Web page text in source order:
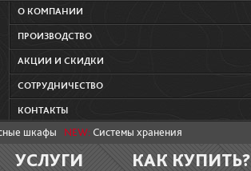
О КОМПАНИИ
ПРОИЗВОДСТВО
АКЦИИ И СКИДКИ
СОТРУДНИЧЕСТВО
КОНТАКТЫ
шкафы NEW: Системы хранения
УСЛУГИ КАК КУПИТЬ?